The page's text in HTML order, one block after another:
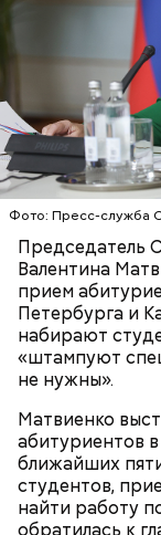
Фото: Пресс-служба
Председатель
Валентина
прием
Петербурга и
набирают
«штампуют
не нужны».
Матвиенко
абитуриентов
ближайших
студентов,
найти работу
обратилась к
Спагетти
Ингредиенты:
Ранние плоды,